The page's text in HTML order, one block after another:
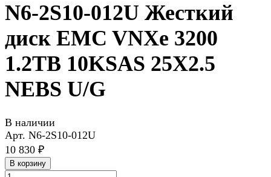
N6-2S10-012U Жесткий
диск EMC VNXe 3200
1.2TB 10KSAS 25X2.5
NEBS U/G
В наличии
Арт. N6-2S10-012U
10 830 ₽
В корзину